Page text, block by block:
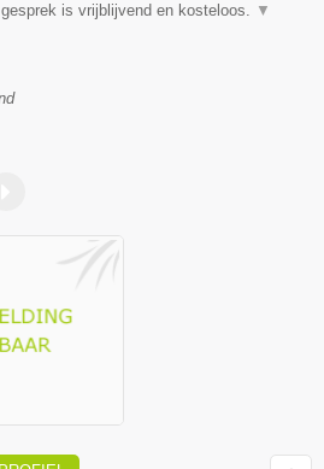
is vrijblijvend en kosteloos. ▼